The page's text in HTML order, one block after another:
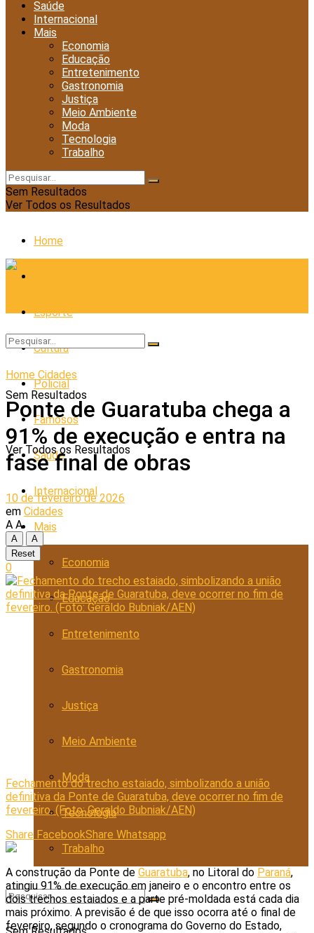
Saúde
Internacional
Mais
Economia
Educação
Entretenimento
Gastronomia
Justiça
Meio Ambiente
Moda
Tecnologia
Trabalho
Sem Resultados
Ver Todos os Resultados
Home
Esporte
Cultura
Policial
Famosos
Saúde
Internacional
Mais
Economia
Educação
Entretenimento
Gastronomia
Justiça
Meio Ambiente
Moda
Tecnologia
Trabalho
Sem Resultados
Ver Todos os Resultados
Home Cidades
Ponte de Guaratuba chega a
91% de execução e entra na
fase final de obras
10 de fevereiro de 2026
em Cidades
A A
A
A
Reset
0
Fechamento do trecho estaiado, simbolizando a união
definitiva da Ponte de Guaratuba, deve ocorrer no fim de
fevereiro. (Foto: Geraldo Bubniak/AEN)
Share FacebookShare Whatsapp
A construção da Ponte de Guaratuba, no Litoral do Paraná,
atingiu 91% de execução em janeiro e o encontro entre os
dois trechos estaiados e a parte pré-moldada está cada dia
mais próximo. A previsão é de que isso ocorra até o final de
fevereiro, segundo o cronograma do Governo do Estado,